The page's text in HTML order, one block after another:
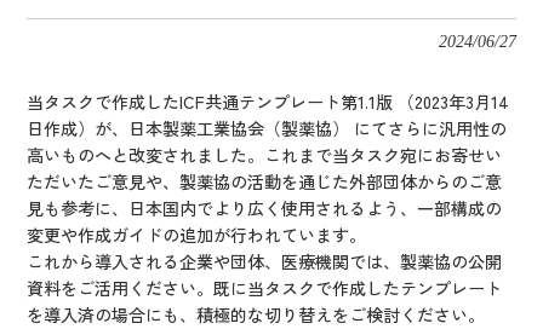
2024/06/27
当タスクで作成したICF共通テンプレート第1.1版 （2023年3月14
日作成）が、日本製薬工業協会（製薬協） にてさらに汎用性の
高いものへと改変されました。これまで当タスク宛にお寄せい
ただいたご意見や、製薬協の活動を通じた外部団体からのご意
見も参考に、日本国内でより広く使用されるよう、一部構成の
変更や作成ガイドの追加が行われています。
これから導入される企業や団体、医療機関では、製薬協の公開
資料をご活用ください。既に当タスクで作成したテンプレート
を導入済の場合にも、積極的な切り替えをご検討ください。